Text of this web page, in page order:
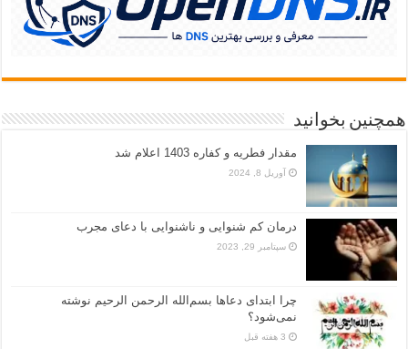
همچنین بخوانید
مقدار فطریه و کفاره 1403 اعلام شد
آوریل 8, 2024
درمان کم شنوایی و ناشنوایی با دعای مجرب
سپتامبر 29, 2023
چرا ابتدای دعاها بسم‌الله الرحمن الرحیم نوشته
نمی‌شود؟
3 هفته قبل